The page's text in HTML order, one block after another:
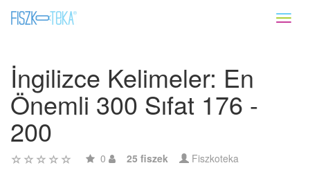
İngilizce Kelimeler: En
Önemli 300 Sıfat 176 -
200
0 25 fiszek Fiszkoteka